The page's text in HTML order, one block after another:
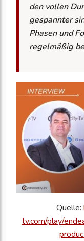
den vollen
gespannter
Phasen und
regelmäßig
Quelle:
tv.com/play/